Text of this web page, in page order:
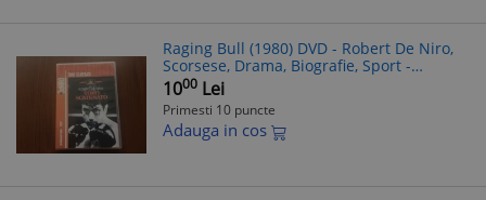
Raging Bull (1980) DVD - Robert De Niro,
Scorsese, Drama, Biografie, Sport -
Subtitrat RO
1000 Lei
Primesti 10 puncte
Adauga in cos